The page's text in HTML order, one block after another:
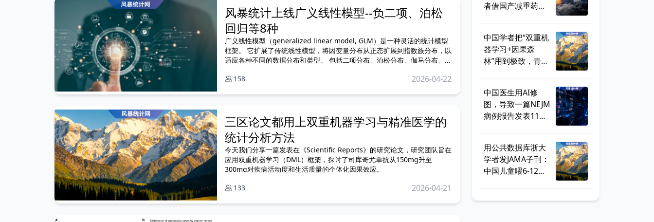
风暴统计上线广义线性模型--负二项、泊松
回归等8种
广义线性模型（generalized linear model, GLM）是一种灵活的统计模型
框架。 它扩展了传统线性模型，将因变量分布从正态扩展到指数族分布，以
适应各种不同的数据分布和类型。 包括二项分布、泊松分布、伽马分布、逆
据。158 2026-04-22
三区论文都用上双重机器学习与精准医学的
统计分析方法
今天我们分享一篇发表在《Scientific Reports》的研究论文，研究团队旨在
应用双重机器学习（DML）框架，探讨了司库奇尤单抗从150mg升至
300mg对疾病活动度和生活质量的个体化因果效应。
133
2026-04-21
者借国产减重药物
中国学者把“双重机
器学习+因果森
林”用到极致，青少
估了！
中国医生用AI修
图，导致一篇NEJM
病例报告发表11天
用公共数据库浙大
学者发JAMA子刊：
中国儿童喂6-12个